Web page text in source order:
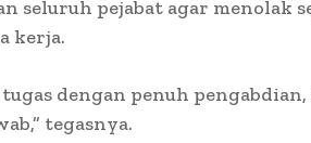
seluruh pejabat agar menolak
kerja.
tugas dengan penuh
tegasnya.